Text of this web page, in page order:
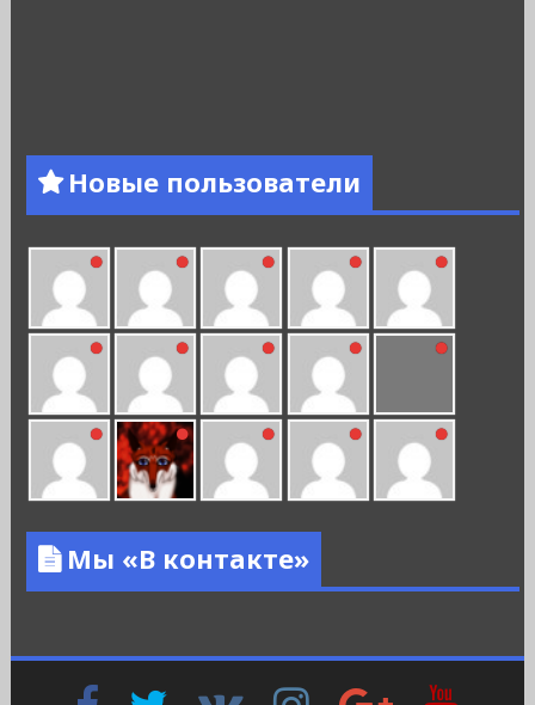
Новые пользователи
Мы «В контакте»
FacebookTwitter InstagramGoogle